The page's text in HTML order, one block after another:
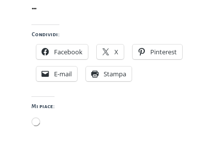
…
Condividi:
Facebook X Pinterest
E-mail Stampa
Mi piace:
Caricamento